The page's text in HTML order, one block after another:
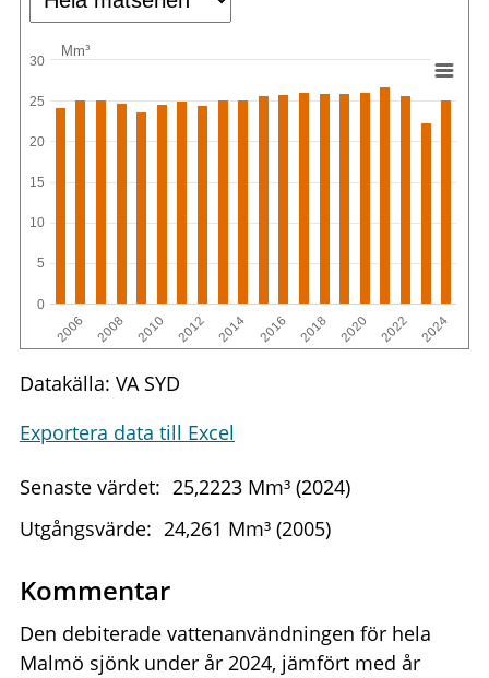
Mm³
2006 2008 2010 2012 2014 2016 2018 2020 2022 2024
0
5
10
15
20
25
30
Datakälla: VA SYD
Exportera data till Excel
Senaste värdet: 25,2223 Mm³ (2024)
Utgångsvärde: 24,261 Mm³ (2005)
Kommentar
Den debiterade vattenanvändningen för hela
Malmö sjönk under år 2024, jämfört med år